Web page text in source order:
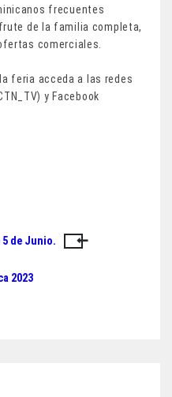
frecuentes
de la familia completa,
comerciales.
feria acceda a las redes
y Facebook
5 de Junio.
2023